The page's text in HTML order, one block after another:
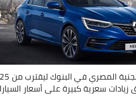
زيادات سعرية كبيرة على أسعار